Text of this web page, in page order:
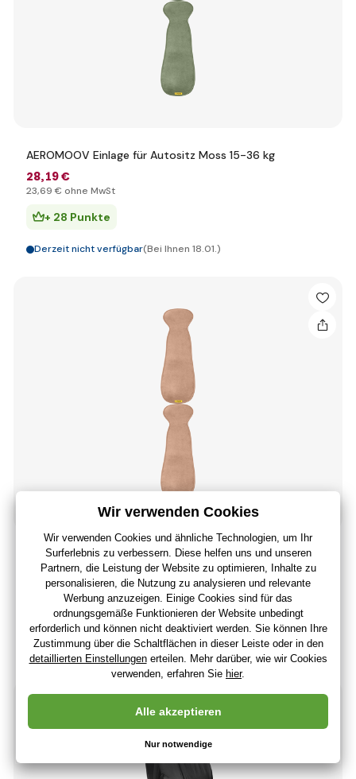
AEROMOOV Einlage für Autositz Moss 15-36 kg
28,19 €
23,69 € ohne MwSt
+ 28 Punkte
Derzeit nicht verfügbar(Bei Ihnen 18.01.)
AEROMOOV Einlage für Autositz Toskana 15-36 kg
,19 €
ohne MwSt
+ 28 Punkte
Derzeit nicht verfügbar (Bei Ihnen 18.01.)